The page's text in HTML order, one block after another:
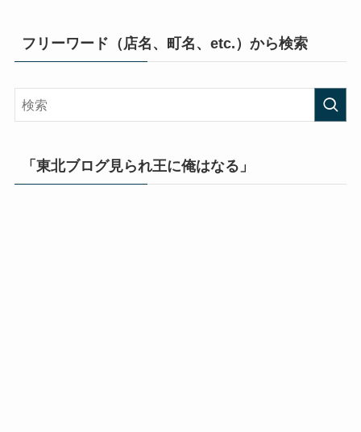
フリーワード（店名、町名、etc.）から検索
「東北ブログ見られ王に俺はなる」